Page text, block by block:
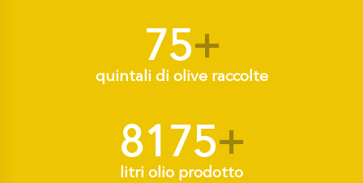
75+
quintali di olive raccolte
8175+
litri olio prodotto